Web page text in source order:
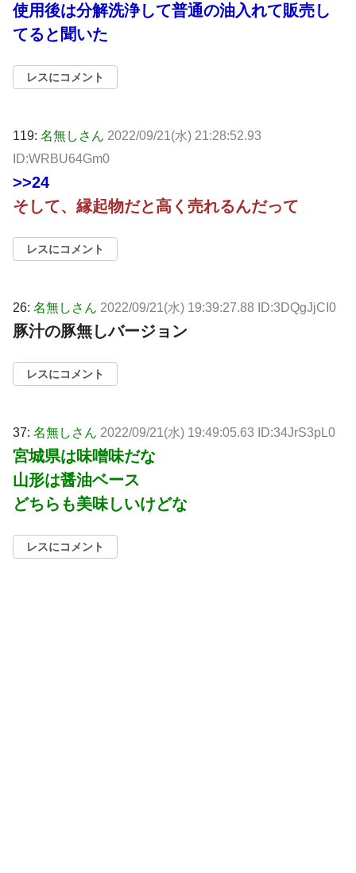
使用後は分解洗浄して普通の油入れて販売し
てると聞いた
レスにコメント
119: 名無しさん 2022/09/21(水) 21:28:52.93
ID:WRBU64Gm0
>>24
そして、縁起物だと高く売れるんだって
レスにコメント
26: 名無しさん 2022/09/21(水) 19:39:27.88 ID:3DQgJjCI0
豚汁の豚無しバージョン
レスにコメント
37: 名無しさん 2022/09/21(水) 19:49:05.63 ID:34JrS3pL0
宮城県は味噌味だな
山形は醤油ベース
どちらも美味しいけどな
レスにコメント